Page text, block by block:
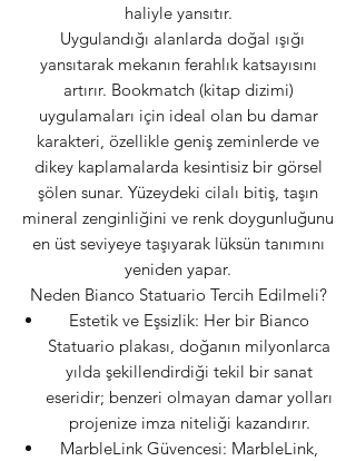
haliyle yansıtır.
Uygulandığı alanlarda doğal ışığı
yansıtarak mekanın ferahlık katsayısını
artırır. Bookmatch (kitap dizimi)
uygulamaları için ideal olan bu damar
karakteri, özellikle geniş zeminlerde ve
dikey kaplamalarda kesintisiz bir görsel
şölen sunar. Yüzeydeki cilalı bitiş, taşın
mineral zenginliğini ve renk doygunluğunu
en üst seviyeye taşıyarak lüksün tanımını
yeniden yapar.
Neden Bianco Statuario Tercih Edilmeli?
Estetik ve Eşsizlik: Her bir Bianco
Statuario plakası, doğanın milyonlarca
yılda şekillendirdiği tekil bir sanat
eseridir; benzeri olmayan damar yolları
projenize imza niteliği kazandırır.
MarbleLink Güvencesi: MarbleLink,